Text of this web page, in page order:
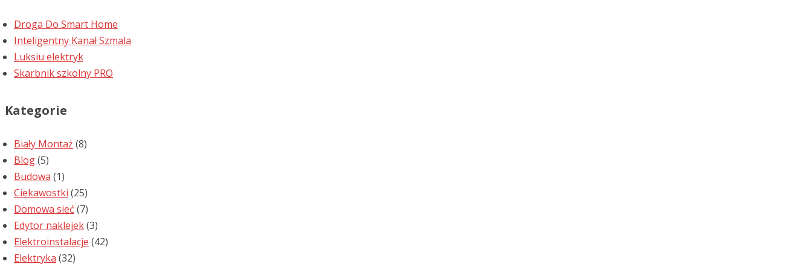
Droga Do Smart Home
Inteligentny Kanał Szmala
Luksiu elektryk
Skarbnik szkolny PRO
Kategorie
Biały Montaż (8)
Blog(5)
Budowa (1)
Ciekawostki (25)
Domowa sieć (7)
Edytor naklejek(3)
Elektroinstalacje (42)
Elektryka (32)